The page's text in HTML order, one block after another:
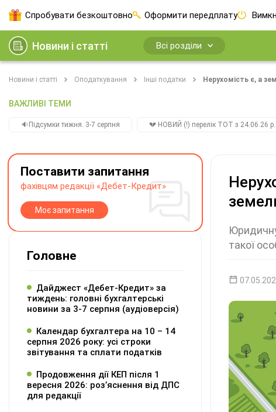
Спробувати безкоштовно Оформити передплату
Новини і статті Всі розділи
Новини і статті Оподаткування Інші податки Нерухомість є, а
ВАЖЛИВІ ТЕМИ
🔉Підсумки тижня. 3-7 серпня 💔 НОВИЙ (!) перелік ТОТ з 24.06.26 р.
такої
Поставити запитання
фахівцям редакції «Дебет-Кредит»
Моє запитання
Головне
Дайджест «Дебет-Кредит» за
тиждень: головні бухгалтерські
новини за 3-7 серпня (аудіоверсія)
Календар бухгалтера на 10 – 14
серпня 2026 року: усі строки
звітування та сплати податків
Продовження дії КЕП після 1
вересня 2026: розʼяснення від ДПС
для редакції